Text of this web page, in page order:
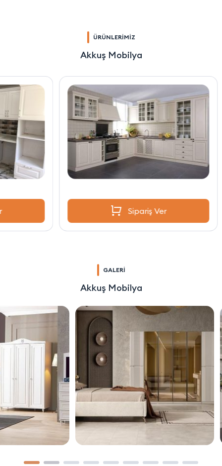
ÜRÜNLERİMİZ
Akkuş Mobilya
Sipariş Ver
GALERİ
Akkuş Mobilya